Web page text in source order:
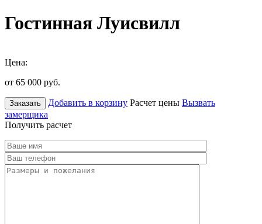
Гостинная Луисвилл
Цена:
от 65 000 руб.
Заказать Добавить в корзину Расчет цены Вызвать
замерщика
Получить расчет